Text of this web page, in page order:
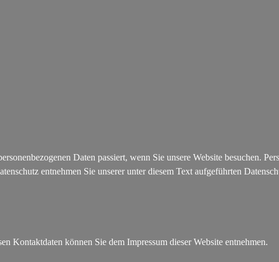
Daten passiert, wenn Sie unsere Website besuchen.
entnehmen Sie unserer unter diesem Text aufgeführten
Kontaktdaten können Sie dem Impressum dieser Website entnehmen.